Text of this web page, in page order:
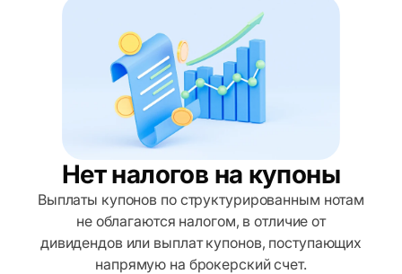
Нет налогов на купоны
Выплаты купонов по структурированным нотам
не облагаются налогом, в отличие от
дивидендов или выплат купонов, поступающих
напрямую на брокерский счет.